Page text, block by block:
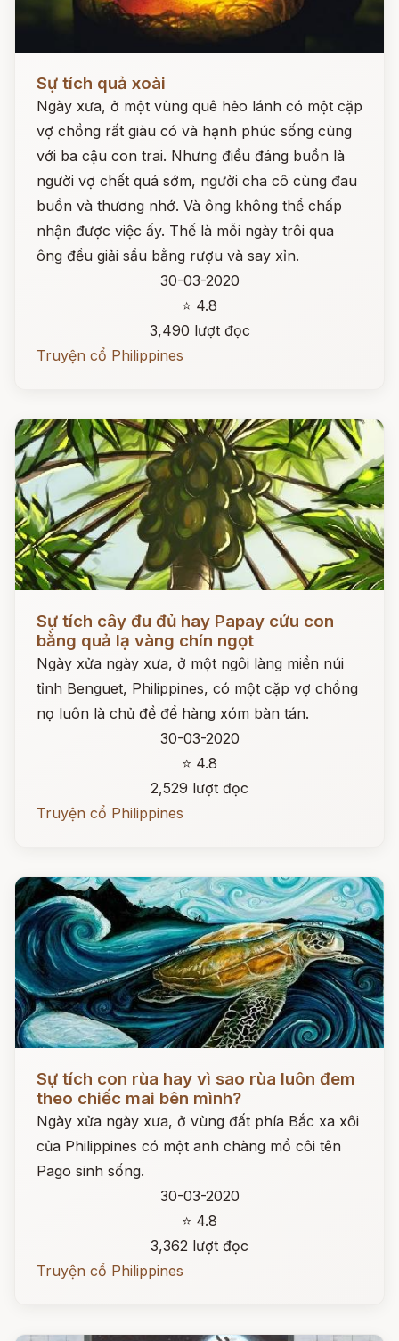
Sự tích quả xoài
Ngày xưa, ở một vùng quê hẻo lánh có một cặp
vợ chồng rất giàu có và hạnh phúc sống cùng
với ba cậu con trai. Nhưng điều đáng buồn là
người vợ chết quá sớm, người cha cô cùng đau
buồn và thương nhớ. Và ông không thể chấp
nhận được việc ấy. Thế là mỗi ngày trôi qua
ông đều giải sầu bằng rượu và say xỉn.
30-03-2020
⭐ 4.8
3,490 lượt đọc
Truyện cổ Philippines
Sự tích cây đu đủ hay Papay cứu con
bằng quả lạ vàng chín ngọt
Ngày xửa ngày xưa, ở một ngôi làng miền núi
tỉnh Benguet, Philippines, có một cặp vợ chồng
nọ luôn là chủ đề để hàng xóm bàn tán.
30-03-2020
⭐ 4.8
2,529 lượt đọc
Truyện cổ Philippines
Sự tích con rùa hay vì sao rùa luôn đem
theo chiếc mai bên mình?
Ngày xửa ngày xưa, ở vùng đất phía Bắc xa xôi
của Philippines có một anh chàng mồ côi tên
Pago sinh sống.
30-03-2020
⭐ 4.8
3,362 lượt đọc
Truyện cổ Philippines